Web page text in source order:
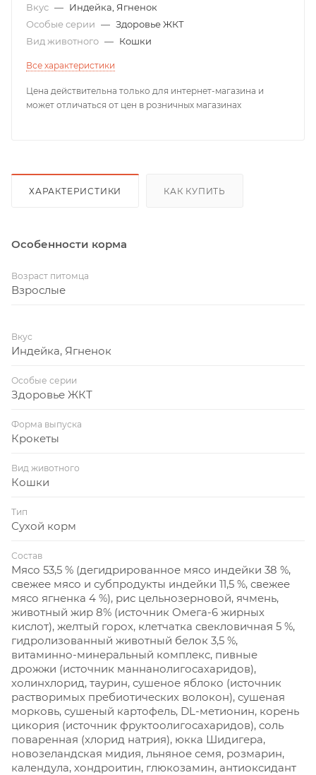
Вкус — Индейка, Ягненок
Особые серии — Здоровье ЖКТ
Вид животного — Кошки
Все характеристики
Цена действительна только для интернет-магазина и
может отличаться от цен в розничных магазинах
ХАРАКТЕРИСТИКИ КАК КУПИТЬ
Особенности корма
Возраст питомца
Взрослые
Вкус
Индейка, Ягненок
Особые серии
Здоровье ЖКТ
Форма выпуска
Крокеты
Вид животного
Кошки
Тип
Сухой корм
Состав
Мясо 53,5 % (дегидрированное мясо индейки 38 %,
свежее мясо и субпродукты индейки 11,5 %, свежее
мясо ягненка 4 %), рис цельнозерновой, ячмень,
животный жир 8% (источник Омега-6 жирных
кислот), желтый горох, клетчатка свекловичная 5 %,
гидролизованный животный белок 3,5 %,
витаминно-минеральный комплекс, пивные
дрожжи (источник маннанолигосахаридов),
холинхлорид, таурин, сушеное яблоко (источник
растворимых пребиотических волокон), сушеная
морковь, сушеный картофель, DL-метионин, корень
цикория (источник фруктоолигосахаридов), соль
поваренная (хлорид натрия), юкка Шидигера,
новозеландская мидия, льняное семя, розмарин,
календула, хондроитин, глюкозамин, антиоксидант